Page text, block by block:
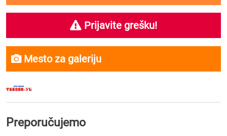
Prijavite grešku!
Mesto za galeriju
Preporučujemo